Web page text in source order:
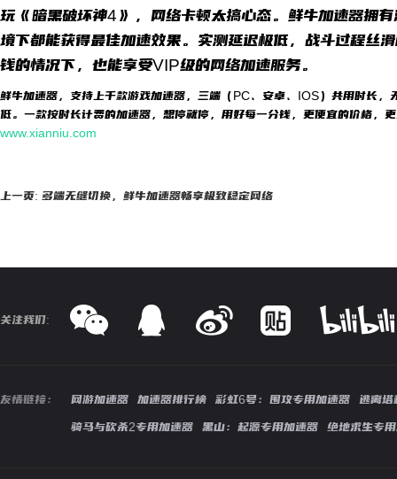
玩《暗黑破坏神4》，网络卡顿太搞心态。鲜牛加速器拥
境下都能获得最佳加速效果。实测延迟极低，战斗过程丝
钱的情况下，也能享受VIP级的网络加速服务。
鲜牛加速器，支持上千款游戏加速器，三端（PC、安卓、IOS）共用时长
低。一款按时长计费的加速器，想停就停，用好每一分钱，更便宜的价格，
www.xianniu.com
上一页: 多端无缝切换，鲜牛加速器畅享极致稳定网络
关注我们:
友情链接： 网游加速器 加速器排行榜 彩虹6号：围攻专用加速器
逃离塔
骑马与砍杀2专用加速器
黑山：起源专用加速器 绝地求生专